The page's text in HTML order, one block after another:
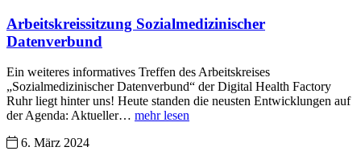
Arbeitskreissitzung Sozialmedizinischer
Datenverbund
Ein weiteres informatives Treffen des Arbeitskreises
„Sozialmedizinischer Datenverbund“ der Digital Health Factory
Ruhr liegt hinter uns! Heute standen die neusten Entwicklungen auf
der Agenda: Aktueller… mehr lesen
6. März 2024